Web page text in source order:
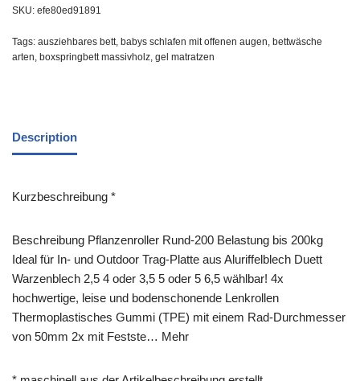
SKU: efe80ed91891
Tags: ausziehbares bett, babys schlafen mit offenen augen, bettwäsche
arten, boxspringbett massivholz, gel matratzen
Description
Kurzbeschreibung *
Beschreibung Pflanzenroller Rund-200 Belastung bis 200kg
Ideal für In- und Outdoor Trag-Platte aus Aluriffelblech Duett
Warzenblech 2,5 4 oder 3,5 5 oder 5 6,5 wählbar! 4x
hochwertige, leise und bodenschonende Lenkrollen
Thermoplastisches Gummi (TPE) mit einem Rad-Durchmesser
von 50mm 2x mit Festste… Mehr